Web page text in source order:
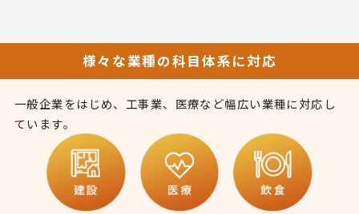
様々な業種の科目体系に対応
一般企業をはじめ、工事業、医療など幅広い業種に対応し
ています。